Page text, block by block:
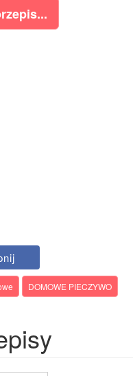
DOMOWE PIECZYWO